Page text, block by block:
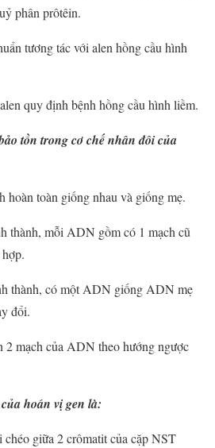
phân prôtêin.
tương tác với alen hồng cầu hình
quy định bệnh hồng cầu hình liềm.
tồn trong cơ chế nhân đôi của
toàn giống nhau và giống mẹ.
thành, mỗi ADN gồm có 1 mạch cũ
thành, có một ADN giống ADN mẹ
đổi.
2 mạch của ADN theo hướng ngược
hoán vị gen là:
chéo giữa 2 crômatit của cặp NST